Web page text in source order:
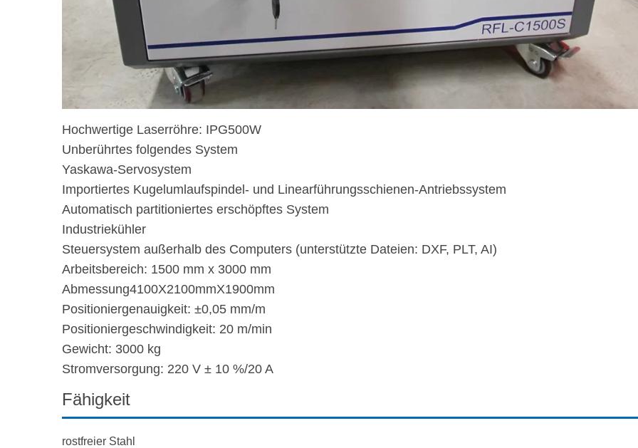
Hochwertige Laserröhre: IPG500W
Unberührtes folgendes System
Yaskawa-Servosystem
Importiertes Kugelumlaufspindel- und Linearführungsschienen-Antriebssystem
Automatisch partitioniertes erschöpftes System
Industriekühler
Steuersystem außerhalb des Computers (unterstützte Dateien: DXF, PLT, AI)
Arbeitsbereich: 1500 mm x 3000 mm
Abmessung4100X2100mmX1900mm
Positioniergenauigkeit: ±0,05 mm/m
Positioniergeschwindigkeit: 20 m/min
Gewicht: 3000 kg
Stromversorgung: 220 V ± 10 %/20 A
Fähigkeit
rostfreier Stahl